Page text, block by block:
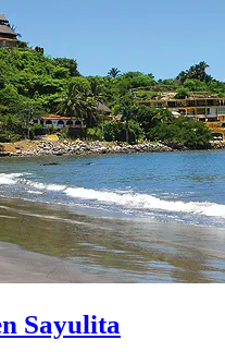
Sayulita